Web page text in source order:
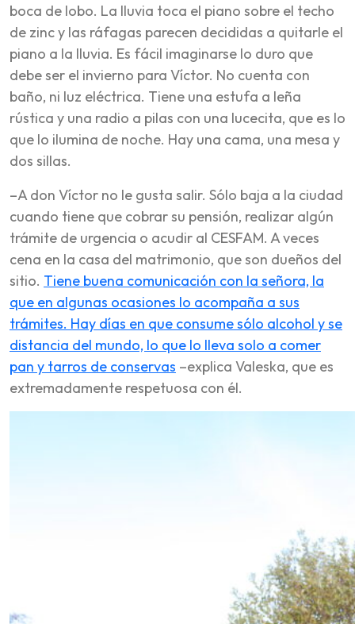
boca de lobo. La lluvia toca el piano sobre el techo
de zinc y las ráfagas parecen decididas a quitarle el
piano a la lluvia. Es fácil imaginarse lo duro que
debe ser el invierno para Víctor. No cuenta con
baño, ni luz eléctrica. Tiene una estufa a leña
rústica y una radio a pilas con una lucecita, que es lo
que lo ilumina de noche. Hay una cama, una mesa y
dos sillas.
–A don Víctor no le gusta salir. Sólo baja a la ciudad
cuando tiene que cobrar su pensión, realizar algún
trámite de urgencia o acudir al CESFAM. A veces
cena en la casa del matrimonio, que son dueños del
sitio. Tiene buena comunicación con la señora, la
que en algunas ocasiones lo acompaña a sus
trámites. Hay días en que consume sólo alcohol y se
distancia del mundo, lo que lo lleva solo a comer
pan y tarros de conservas –explica Valeska, que es
extremadamente respetuosa con él.